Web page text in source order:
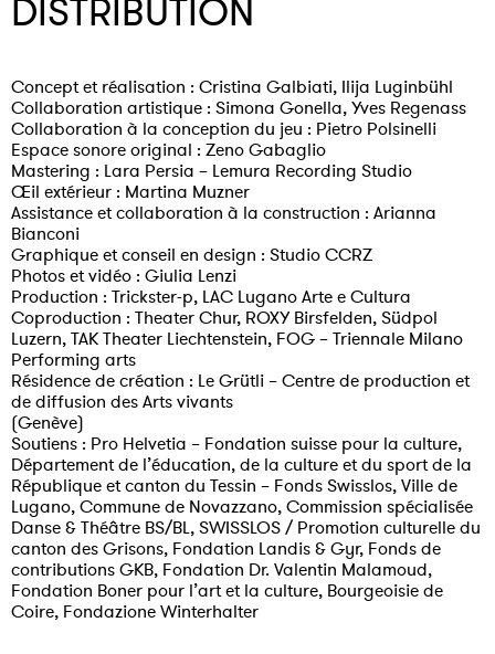
DISTRIBUTION
Concept et réalisation : Cristina Galbiati, Ilija Luginbühl
Collaboration artistique : Simona Gonella, Yves Regenass
Collaboration à la conception du jeu : Pietro Polsinelli
Espace sonore original : Zeno Gabaglio
Mastering : Lara Persia – Lemura Recording Studio
Œil extérieur : Martina Muzner
Assistance et collaboration à la construction : Arianna
Bianconi
Graphique et conseil en design : Studio CCRZ
Photos et vidéo : Giulia Lenzi
Production : Trickster-p, LAC Lugano Arte e Cultura
Coproduction : Theater Chur, ROXY Birsfelden, Südpol
Luzern, TAK Theater Liechtenstein, FOG – Triennale Milano
Performing arts
Résidence de création : Le Grütli – Centre de production et
de diffusion des Arts vivants
(Genève)
Soutiens : Pro Helvetia – Fondation suisse pour la culture,
Département de l’éducation, de la culture et du sport de la
République et canton du Tessin – Fonds Swisslos, Ville de
Lugano, Commune de Novazzano, Commission spécialisée
Danse & Théâtre BS/BL, SWISSLOS / Promotion culturelle du
canton des Grisons, Fondation Landis & Gyr, Fonds de
contributions GKB, Fondation Dr. Valentin Malamoud,
Fondation Boner pour l’art et la culture, Bourgeoisie de
Coire, Fondazione Winterhalter